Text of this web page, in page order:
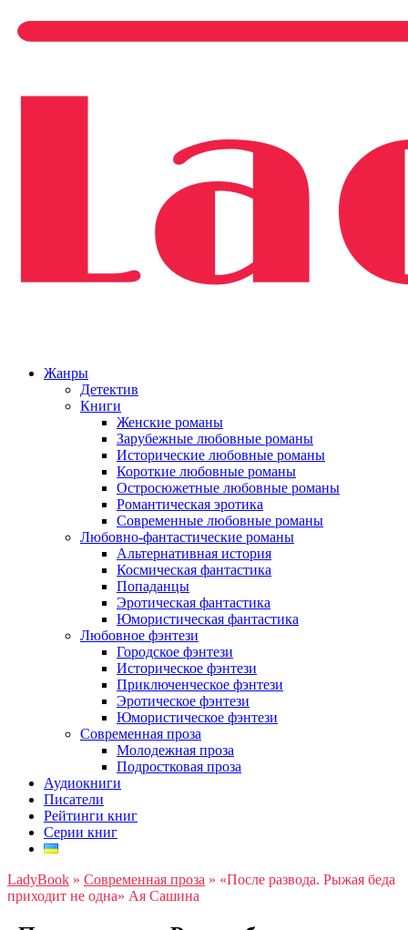
Жанры
Детектив
Книги
Женские романы
Зарубежные любовные романы
Исторические любовные романы
Короткие любовные романы
Остросюжетные любовные романы
Романтическая эротика
Современные любовные романы
Любовно-фантастические романы
Альтернативная история
Космическая фантастика
Попаданцы
Эротическая фантастика
Юмористическая фантастика
Любовное фэнтези
Городское фэнтези
Историческое фэнтези
Приключенческое фэнтези
Эротическое фэнтези
Юмористическое фэнтези
Современная проза
Молодежная проза
Подростковая проза
Аудиокниги
Писатели
Рейтинги книг
Серии книг
LadyBook » Современная проза » «После развода. Рыжая беда
приходит не одна» Ая Сашина